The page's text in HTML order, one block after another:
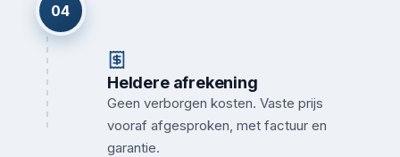
04
Heldere afrekening
Geen verborgen kosten. Vaste prijs
vooraf afgesproken, met factuur en
garantie.